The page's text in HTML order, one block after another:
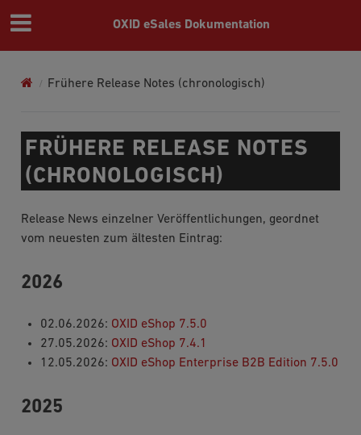
OXID eSales Dokumentation
Frühere Release Notes (chronologisch)
FRÜHERE RELEASE NOTES
(CHRONOLOGISCH)
Release News einzelner Veröffentlichungen, geordnet
vom neuesten zum ältesten Eintrag:
2026
02.06.2026: OXID eShop 7.5.0
27.05.2026: OXID eShop 7.4.1
12.05.2026: OXID eShop Enterprise B2B Edition 7.5.0
2025